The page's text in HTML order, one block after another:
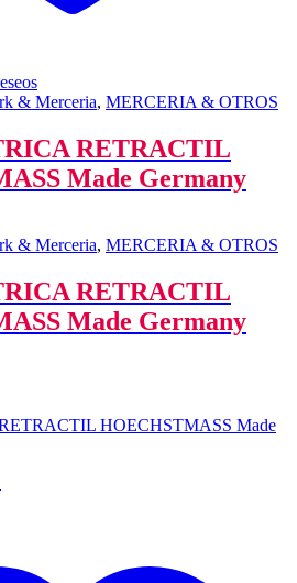
& Merceria, MERCERIA & OTROS
RETRACTIL
Made Germany
& Merceria, MERCERIA & OTROS
RETRACTIL
Made Germany
HOECHSTMASS Made